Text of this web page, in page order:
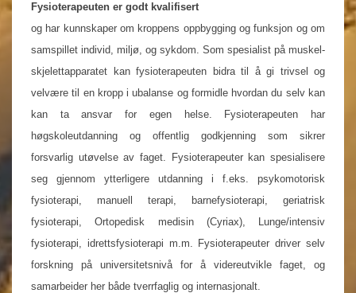
Fysioterapeuten er godt kvalifisert
og har kunnskaper om kroppens oppbygging og funksjon og om
samspillet individ, miljø, og sykdom. Som spesialist på muskel-
skjelettapparatet kan fysioterapeuten bidra til å gi trivsel og
velvære til en kropp i ubalanse og formidle hvordan du selv kan
kan ta ansvar for egen helse. Fysioterapeuten har
høgskoleutdanning og offentlig godkjenning som sikrer
forsvarlig utøvelse av faget. Fysioterapeuter kan spesialisere
seg gjennom ytterligere utdanning i f.eks. psykomotorisk
fysioterapi, manuell terapi, barnefysioterapi, geriatrisk
fysioterapi, Ortopedisk medisin (Cyriax), Lunge/intensiv
fysioterapi, idrettsfysioterapi m.m. Fysioterapeuter driver selv
forskning på universitetsnivå for å videreutvikle faget, og
samarbeider her både tverrfaglig og internasjonalt.